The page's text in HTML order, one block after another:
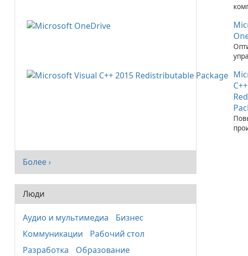
C++
Более ›
Люди
Аудио и мультимедиа
Бизнес
Коммуникации
Рабочий стол
Разработка
Образование